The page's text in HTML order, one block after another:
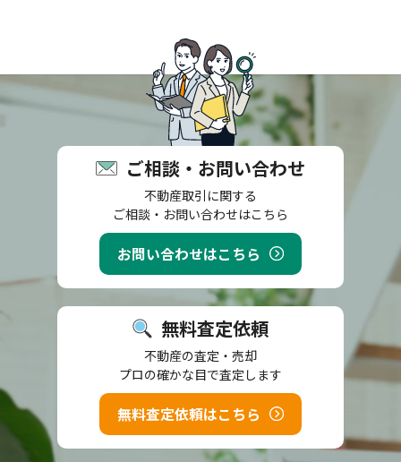
ご相談・お問い合わせ
不動産取引に関する
ご相談・お問い合わせはこちら
お問い合わせはこちら
無料査定依頼
不動産の査定・売却
プロの確かな目で査定します
無料査定依頼はこちら